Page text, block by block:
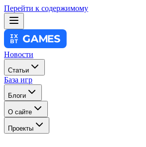
Перейти к содержимому
Новости
Статьи
База игр
Блоги
О сайте
Проекты